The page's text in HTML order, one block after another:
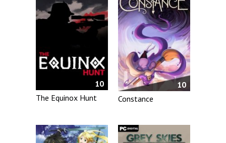
10
The Equinox Hunt
10
Constance